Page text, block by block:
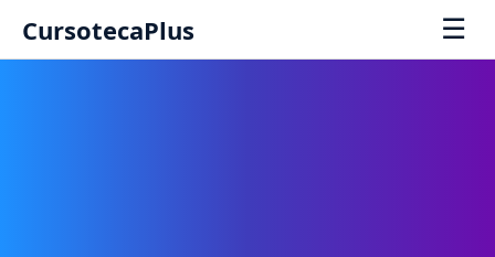
CursotecaPlus ☰